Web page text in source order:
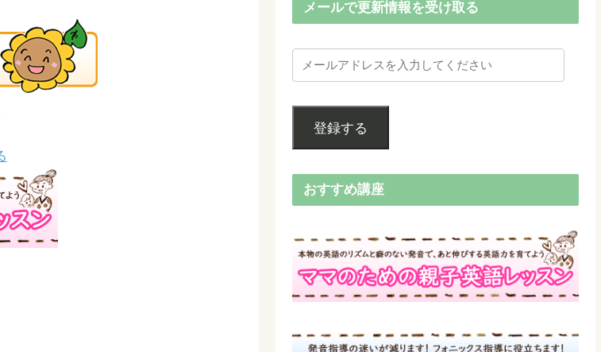
メールで更新情報を受け取る
登録する
おすすめ講座